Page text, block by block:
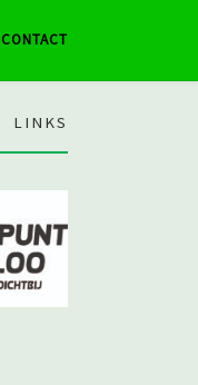
CONTACT
LINKS